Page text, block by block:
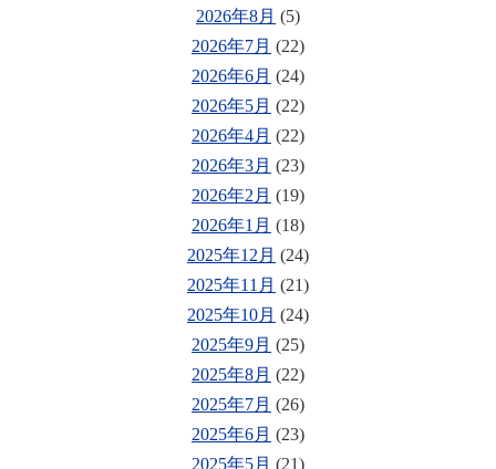
2026年8月 (5)
2026年7月 (22)
2026年6月 (24)
2026年5月 (22)
2026年4月 (22)
2026年3月 (23)
2026年2月 (19)
2026年1月 (18)
2025年12月 (24)
2025年11月 (21)
2025年10月 (24)
2025年9月 (25)
2025年8月 (22)
2025年7月 (26)
2025年6月 (23)
2025年5月 (21)